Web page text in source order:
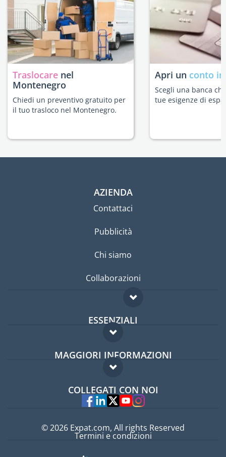
Traslocare nel
Montenegro
Chiedi un preventivo gratuito per
il tuo trasloco nel Montenegro.
Apri un conto
Scegli una banca
tue esigenze di
AZIENDA
Contattaci
Pubblicità
Chi siamo
Collaborazioni
ESSENZIALI
Forum per expat
Guida per expat
MAGGIORI INFORMAZIONI
Domande frequenti
Esperti
COLLEGATI CON NOI
© 2026 Expat.com, All rights Reserved
Termini e condizioni